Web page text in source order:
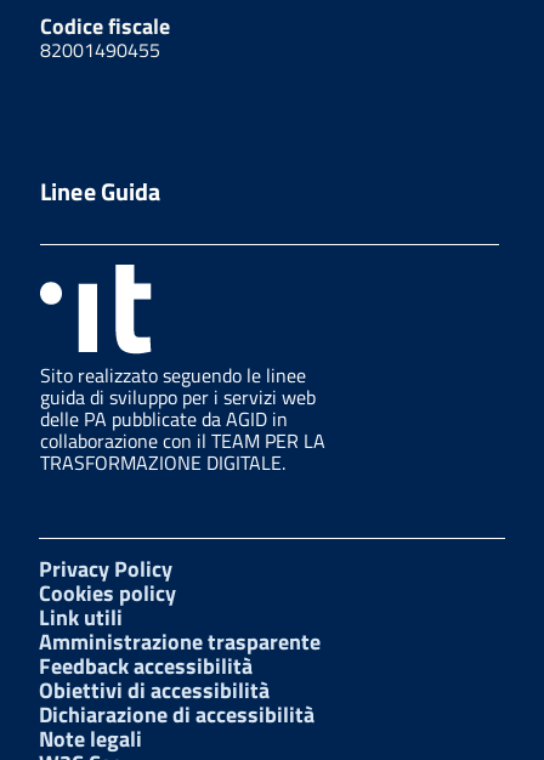
Codice fiscale
82001490455
Linee Guida
Sito realizzato seguendo le linee
guida di sviluppo per i servizi web
delle PA pubblicate da AGID in
collaborazione con il TEAM PER LA
TRASFORMAZIONE DIGITALE.
Privacy Policy
Cookies policy
Link utili
Amministrazione trasparente
Feedback accessibilità
Obiettivi di accessibilità
Dichiarazione di accessibilità
Note legali